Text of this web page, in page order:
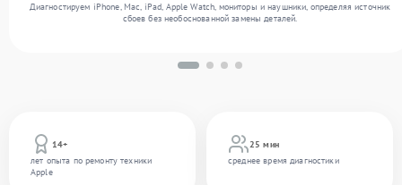
14+
лет опыта по ремонту техники
Apple
25 мин
среднее время диагностики
Диагностируем iPhone, Mac, iPad, Apple Watch, мониторы и наушники, определяя источник
сбоев без необоснованной замены деталей.